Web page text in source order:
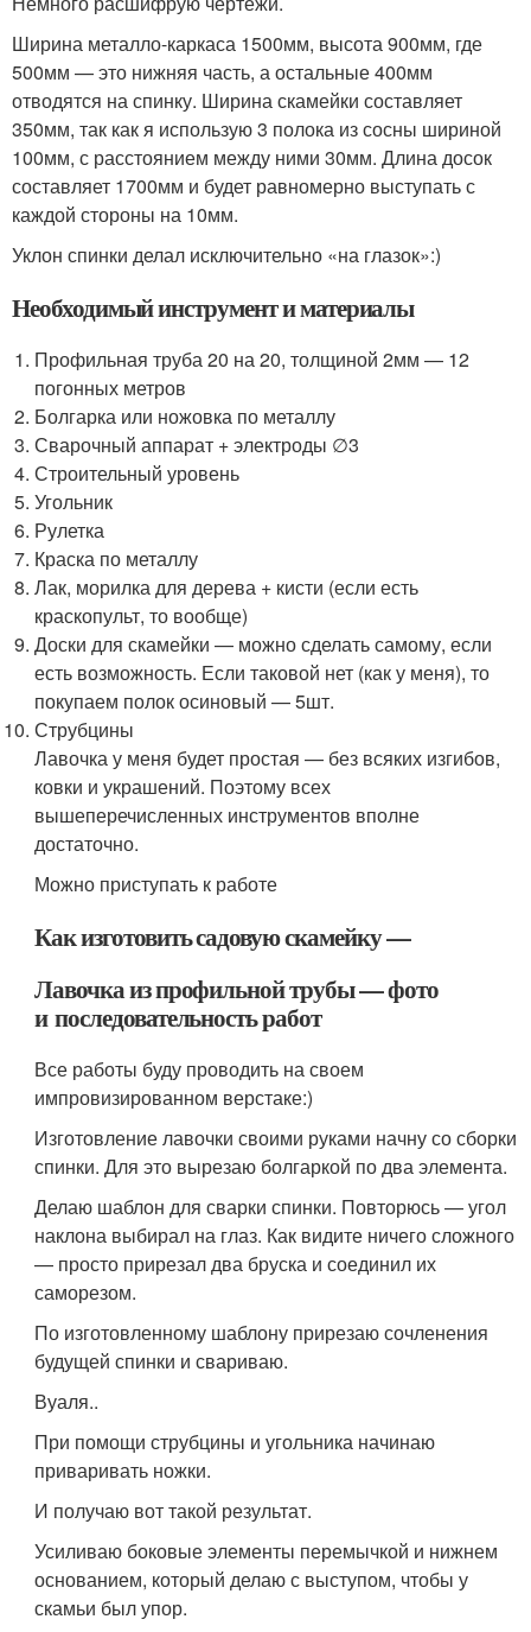
Ширина металло-каркаса 1500мм, высота 900мм, где
500мм — это нижняя часть, а остальные 400мм
отводятся на спинку. Ширина скамейки составляет
350мм, так как я использую 3 полока из сосны шириной
100мм, с расстоянием между ними 30мм. Длина досок
составляет 1700мм и будет равномерно выступать с
каждой стороны на 10мм.
Уклон спинки делал исключительно «на глазок»:)
Необходимый инструмент и материалы
Профильная труба 20 на 20, толщиной 2мм — 12
погонных метров
Болгарка или ножовка по металлу
Сварочный аппарат + электроды ∅3
Строительный уровень
Угольник
Рулетка
Краска по металлу
Лак, морилка для дерева + кисти (если есть
краскопульт, то вообще)
Доски для скамейки — можно сделать самому, если
есть возможность. Если таковой нет (как у меня), то
покупаем полок осиновый — 5шт.
Струбцины
Лавочка у меня будет простая — без всяких изгибов,
ковки и украшений. Поэтому всех
вышеперечисленных инструментов вполне
достаточно.
Можно приступать к работе
Как изготовить садовую скамейку —
Лавочка из профильной трубы — фото
и последовательность работ
Все работы буду проводить на своем
импровизированном верстаке:)
Изготовление лавочки своими руками начну со сборки
спинки. Для это вырезаю болгаркой по два элемента.
Делаю шаблон для сварки спинки. Повторюсь — угол
наклона выбирал на глаз. Как видите ничего сложного
— просто прирезал два бруска и соединил их
саморезом.
По изготовленному шаблону прирезаю сочленения
будущей спинки и свариваю.
Вуаля..
При помощи струбцины и угольника начинаю
приваривать ножки.
И получаю вот такой результат.
Усиливаю боковые элементы перемычкой и нижнем
основанием, который делаю с выступом, чтобы у
скамьи был упор.